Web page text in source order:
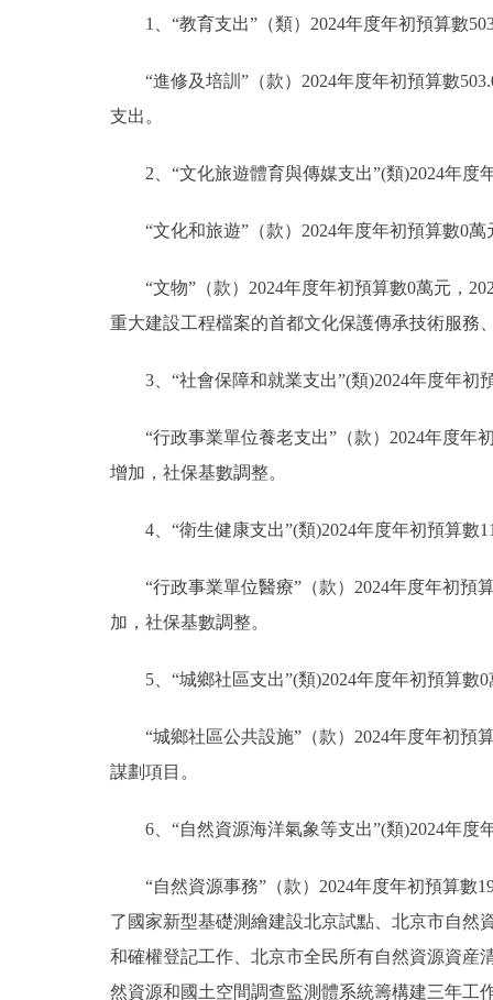
1、“教育支出”（類）2024年度年初預算數
“進修及培訓”（款）2024年度年初預算數
支出。
2、“文化旅遊體育與傳媒支出”(類)2024年度
“文化和旅遊”（款）2024年度年初預算數0
“文物”（款）2024年度年初預算數0萬元，
重大建設工程檔案的首都文化保護傳承技術服務
3、“社會保障和就業支出”(類)2024年度年初
“行政事業單位養老支出”（款）2024年度年
增加，社保基數調整。
4、“衛生健康支出”(類)2024年度年初預算數
“行政事業單位醫療”（款）2024年度年初預
加，社保基數調整。
5、“城鄉社區支出”(類)2024年度年初預算數
“城鄉社區公共設施”（款）2024年度年初預
謀劃項目。
6、“自然資源海洋氣象等支出”(類)2024年度
“自然資源事務”（款）2024年度年初預算數
了國家新型基礎測繪建設北京試點、北京市自然
和確權登記工作、北京市全民所有自然資源資産
然資源和國土空間調查監測體系統籌構建三年工